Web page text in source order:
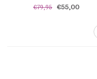
€79,95 €55,00